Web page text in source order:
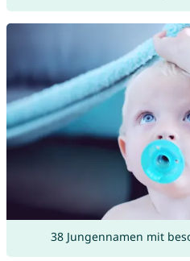
38 Jungennamen mit